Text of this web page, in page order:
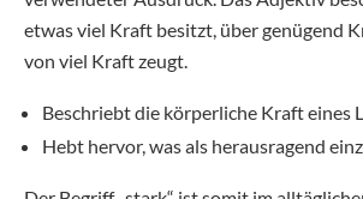
etwas viel Kraft besitzt, über genügend
von viel Kraft zeugt.
Beschriebt die körperliche Kraft eines
Hebt hervor, was als herausragend